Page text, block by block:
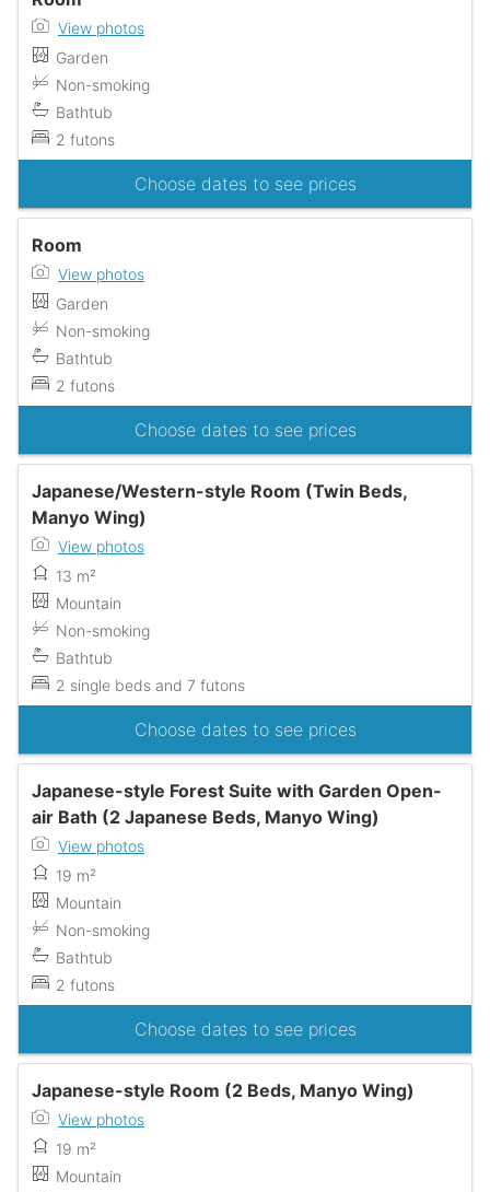
View photos
Garden
Non-smoking
Bathtub
2 futons
Choose dates to see prices
Room
View photos
Garden
Non-smoking
Bathtub
2 futons
Choose dates to see prices
Japanese/Western-style Room (Twin Beds,
Manyo Wing)
View photos
13 m²
Mountain
Non-smoking
Bathtub
2 single beds and 7 futons
Choose dates to see prices
Japanese-style Forest Suite with Garden Open-
air Bath (2 Japanese Beds, Manyo Wing)
View photos
19 m²
Mountain
Non-smoking
Bathtub
2 futons
Choose dates to see prices
Japanese-style Room (2 Beds, Manyo Wing)
View photos
19 m²
Mountain